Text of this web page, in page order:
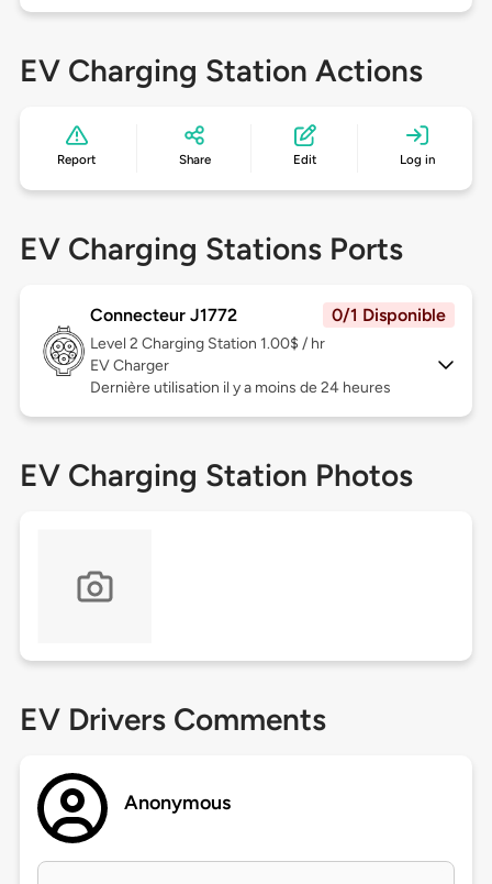
EV Charging Station Actions
Report Share Edit Log in
EV Charging Stations Ports
Connecteur J1772 0/1 Disponible
Level 2 Charging Station 1.00$ / hr
EV Charger
Dernière utilisation il y a moins de 24 heures
EV Charging Station Photos
EV Drivers Comments
Anonymous